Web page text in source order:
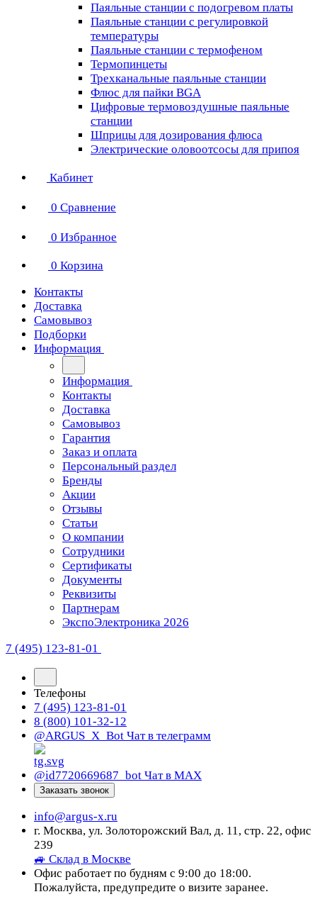
Паяльные станции с подогревом платы
Паяльные станции с регулировкой
температуры
Паяльные станции с термофеном
Термопинцеты
Трехканальные паяльные станции
Флюс для пайки BGA
Цифровые термовоздушные паяльные
станции
Шприцы для дозирования флюса
Электрические оловоотсосы для припоя
Кабинет
0 Сравнение
0 Избранное
0 Корзина
Контакты
Доставка
Самовывоз
Подборки
Информация
Информация
Контакты
Доставка
Самовывоз
Гарантия
Заказ и оплата
Персональный раздел
Бренды
Акции
Отзывы
Статьи
О компании
Сотрудники
Сертификаты
Документы
Реквизиты
Партнерам
ЭкспоЭлектроника 2026
7 (495) 123-81-01
Телефоны
7 (495) 123-81-01
8 (800) 101-32-12
@ARGUS_X_Bot Чат в телеграмм
@id7720669687_bot Чат в МАХ
Заказать звонок
info@argus-x.ru
г. Москва, ул. Золоторожский Вал, д. 11, стр. 22, офис
239
🚙 Склад в Москве
Офис работает по будням с 9:00 до 18:00.
Пожалуйста, предупредите о визите заранее.